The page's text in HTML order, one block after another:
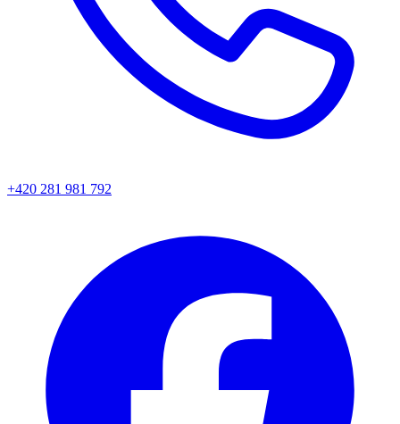
+420 281 981 792